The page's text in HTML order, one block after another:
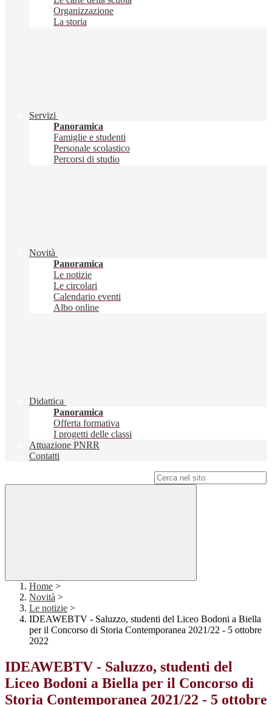
Organizzazione
La storia
Servizi
Panoramica
Famiglie e studenti
Personale scolastico
Percorsi di studio
Novità
Panoramica
Le notizie
Le circolari
Calendario eventi
Albo online
Didattica
Panoramica
Offerta formativa
I progetti delle classi
Attuazione PNRR
Contatti
Home >
Novità >
Le notizie >
IDEAWEBTV - Saluzzo, studenti del Liceo Bodoni a Biella
per il Concorso di Storia Contemporanea 2021/22 - 5 ottobre
2022
IDEAWEBTV - Saluzzo, studenti del
Liceo Bodoni a Biella per il Concorso di
Storia Contemporanea 2021/22 - 5 ottobre